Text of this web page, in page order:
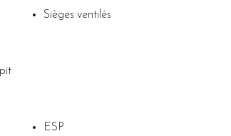
Sièges ventilés
ESP